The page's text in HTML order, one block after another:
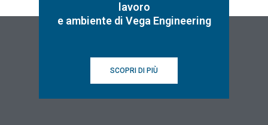
lavoro
e ambiente di Vega Engineering
SCOPRI DI PIÙ